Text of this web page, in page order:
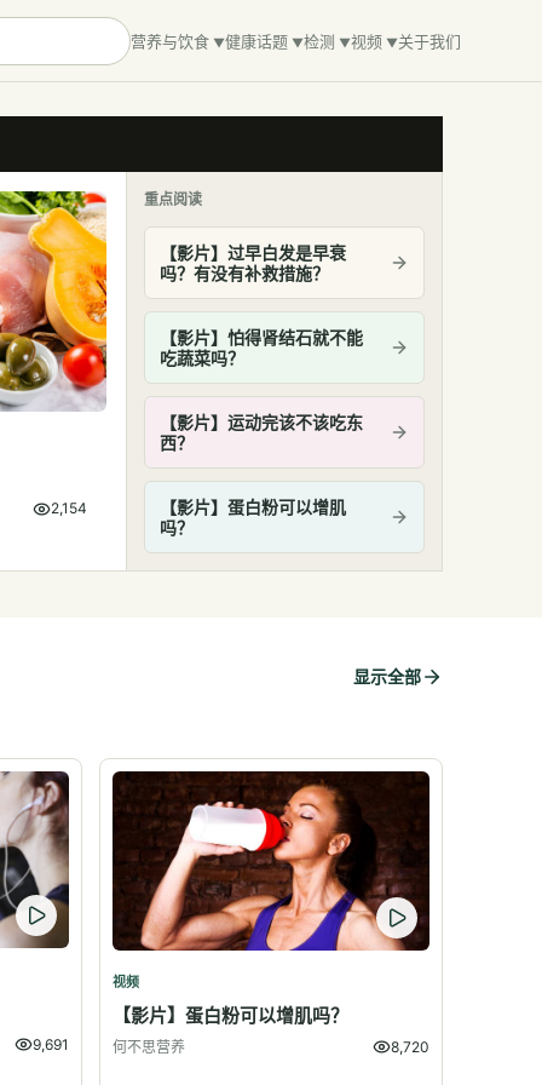
营养与饮食 健康话题 检测 视频 关于我们
2,154
重点阅读
【影片】过早白发是早衰
吗？有没有补救措施？
【影片】怕得肾结石就不能
吃蔬菜吗？
【影片】运动完该不该吃东
西？
【影片】蛋白粉可以增肌
吗？
显示全部
9,691
视频
【影片】蛋白粉可以增肌吗？
何不思营养 8,720